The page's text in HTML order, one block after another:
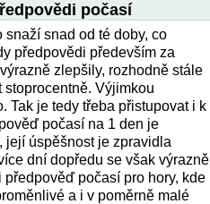
počasí
snad od té doby, co
předpovědi především za
zlepšily, rozhodně stále
Výjimkou
Tak je tedy třeba přistupovat i k
počasí na 1 den je
úspěšnost je zpravidla
dní dopředu se však výrazně
počasí pro hory, kde
a i v poměrně malé